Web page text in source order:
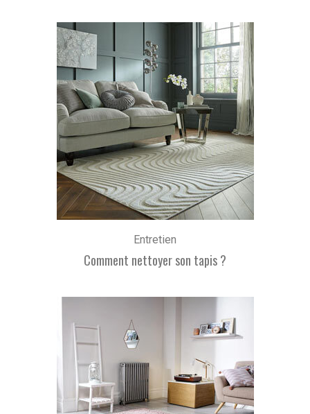
Entretien
Comment nettoyer son tapis ?